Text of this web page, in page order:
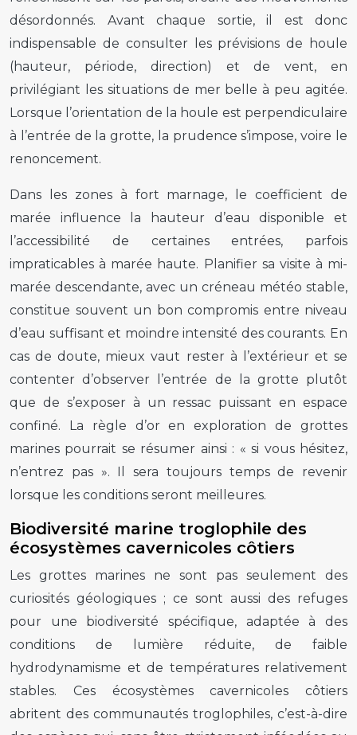
désordonnés. Avant chaque sortie, il est donc
indispensable de consulter les prévisions de houle
(hauteur, période, direction) et de vent, en
privilégiant les situations de mer belle à peu agitée.
Lorsque l’orientation de la houle est perpendiculaire
à l’entrée de la grotte, la prudence s’impose, voire le
renoncement.
Dans les zones à fort marnage, le coefficient de
marée influence la hauteur d’eau disponible et
l’accessibilité de certaines entrées, parfois
impraticables à marée haute. Planifier sa visite à mi-
marée descendante, avec un créneau météo stable,
constitue souvent un bon compromis entre niveau
d’eau suffisant et moindre intensité des courants. En
cas de doute, mieux vaut rester à l’extérieur et se
contenter d’observer l’entrée de la grotte plutôt
que de s’exposer à un ressac puissant en espace
confiné. La règle d’or en exploration de grottes
marines pourrait se résumer ainsi : « si vous hésitez,
n’entrez pas ». Il sera toujours temps de revenir
lorsque les conditions seront meilleures.
Biodiversité marine troglophile des
écosystèmes cavernicoles côtiers
Les grottes marines ne sont pas seulement des
curiosités géologiques ; ce sont aussi des refuges
pour une biodiversité spécifique, adaptée à des
conditions de lumière réduite, de faible
hydrodynamisme et de températures relativement
stables. Ces écosystèmes cavernicoles côtiers
abritent des communautés troglophiles, c’est-à-dire